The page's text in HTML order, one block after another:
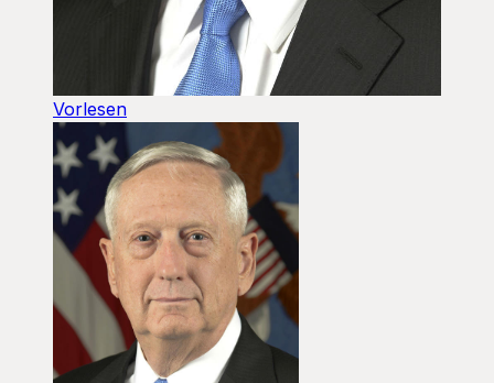
Vorlesen